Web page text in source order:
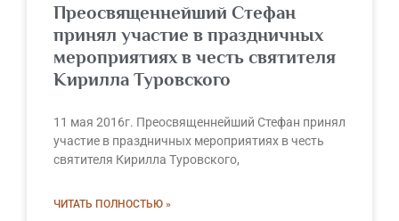
Преосвященнейший Стефан
принял участие в праздничных
мероприятиях в честь святителя
Кирилла Туровского
11 мая 2016г. Преосвященнейший Стефан принял
участие в праздничных мероприятиях в честь
святителя Кирилла Туровского,
ЧИТАТЬ ПОЛНОСТЬЮ »